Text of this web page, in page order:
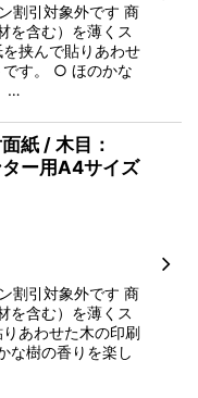
割引対象外です 商
を含む）を薄くス
挟んで貼りあわせ
です。 ○ ほのかな
…
紙 / 木目：
ー用A4サイズ
割引対象外です 商
を含む）を薄くス
あわせた木の印刷
な樹の香りを楽し